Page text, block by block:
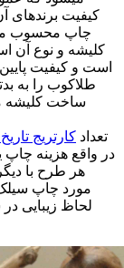
کیفیت برندهای
چاپ محسوب
کلیشه و نوع آن
است و کیفیت
طلاکوب را به
ساخت کلیشه
تعداد کارتریج
در واقع هزینه چاپ
هر طرح با
مورد چاپ
لحاظ زیبایی